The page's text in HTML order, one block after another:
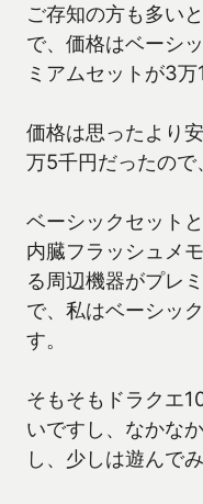
ご存知の方も多い
で、価格はベーシ
ミアムセットが3万
価格は思ったより
万5千円だったので
ベーシックセット
内臓フラッシュメ
る周辺機器がプレ
で、私はベーシッ
す。
そもそもドラクエ
いですし、なかな
し、少しは遊んで